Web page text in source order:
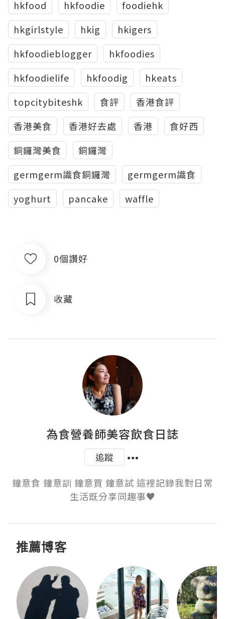
hkfood hkfoodie
foodiehk
hkgirlstyle
hkig
hkigers
hkfoodieblogger
hkfoodies
hkfoodielife
hkfoodig
hkeats
topcitybiteshk
食評
香港食評
香港美食
香港好去處 香港
食好西
銅鑼灣美食
銅鑼灣
germgerm識食銅鑼灣
germgerm識食
yoghurt
pancake waffle
0個讚好
收藏
為食營養師美容飲食日誌
追蹤
鐘意食 鐘意訓 鐘意買 鐘意試 這裡記錄我對日常
生活既分享同趣事♥
推薦博客